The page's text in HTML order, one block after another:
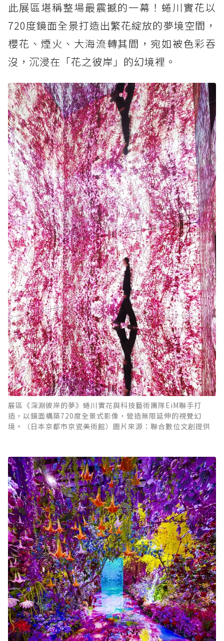
此展區堪稱整場最震撼的一幕！蜷川實花以
720度鏡面全景打造出繁花綻放的夢境空間，
櫻花、煙火、大海流轉其間，宛如被色彩吞
沒，沉浸在「花之彼岸」的幻境裡。
展區《深淵彼岸的夢》蜷川實花與科技藝術團隊EiM聯手打
造，以鏡面構築720度全景式影像，營造無限延伸的視覺幻
境。（日本京都市京瓷美術館）圖片來源：聯合數位文創提供